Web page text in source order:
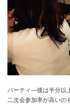
パーティ―後は半分以
二次会参加率が高いの